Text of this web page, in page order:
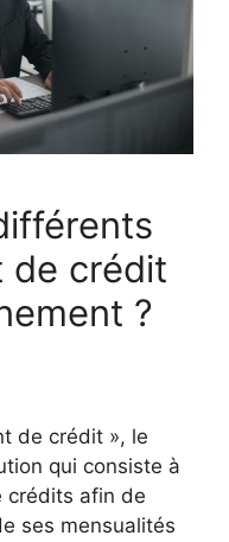
de crédit
?
de crédit », le
qui consiste à
crédits afin de
ses mensualités